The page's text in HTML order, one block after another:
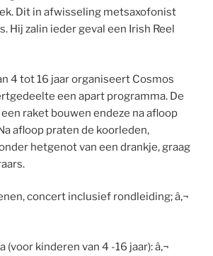
Dit in afwisseling metsaxofonist
Hij zalin ieder geval een Irish Reel
4 tot 16 jaar organiseert Cosmos
een apart programma. De
raket bouwen endeze na afloop
afloop praten de koorleden,
hetgenot van een drankje, graag
concert inclusief rondleiding; â‚¬
(voor kinderen van 4 -16 jaar): â‚¬